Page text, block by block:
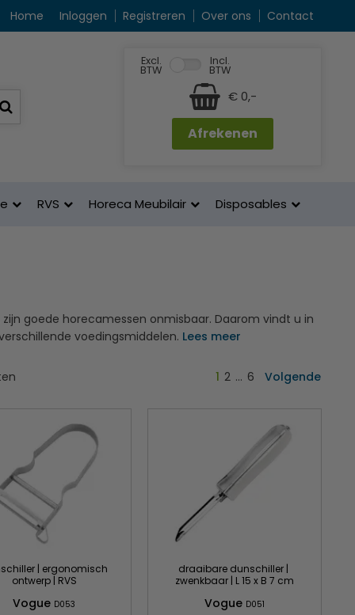
Home Inloggen Registreren Over ons Contact
Excl.
BTW
Incl.
BTW
€ 0,-
Afrekenen
RVS Horeca Meubilair Disposables
goede horecamessen onmisbaar. Daarom vindt u in
voedingsmiddelen. Lees meer
1 2 … 6 Volgende
| ergonomisch
ontwerp | RVS
Vogue D053
draaibare dunschiller |
zwenkbaar | L 15 x B 7 cm
Vogue D051